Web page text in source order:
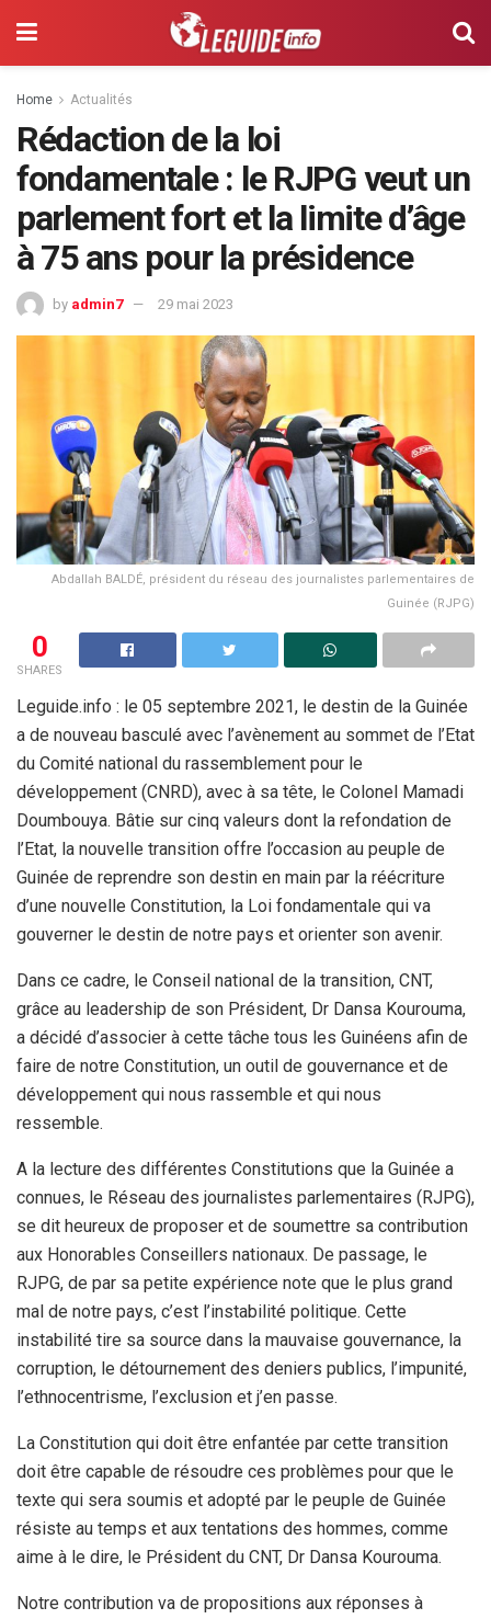
Home Actualités
Rédaction de la loi
fondamentale : le RJPG veut un
parlement fort et la limite d’âge
à 75 ans pour la présidence
by admin7 29 mai 2023
Abdallah BALDÉ, président du réseau des journalistes parlementaires de
Guinée (RJPG)
0
SHARES
Leguide.info : le 05 septembre 2021, le destin de la Guinée
a de nouveau basculé avec l’avènement au sommet de l’Etat
du Comité national du rassemblement pour le
développement (CNRD), avec à sa tête, le Colonel Mamadi
Doumbouya. Bâtie sur cinq valeurs dont la refondation de
l’Etat, la nouvelle transition offre l’occasion au peuple de
Guinée de reprendre son destin en main par la réécriture
d’une nouvelle Constitution, la Loi fondamentale qui va
gouverner le destin de notre pays et orienter son avenir.
Dans ce cadre, le Conseil national de la transition, CNT,
grâce au leadership de son Président, Dr Dansa Kourouma,
a décidé d’associer à cette tâche tous les Guinéens afin de
faire de notre Constitution, un outil de gouvernance et de
développement qui nous rassemble et qui nous
ressemble.
A la lecture des différentes Constitutions que la Guinée a
connues, le Réseau des journalistes parlementaires (RJPG),
se dit heureux de proposer et de soumettre sa contribution
aux Honorables Conseillers nationaux. De passage, le
RJPG, de par sa petite expérience note que le plus grand
mal de notre pays, c’est l’instabilité politique. Cette
instabilité tire sa source dans la mauvaise gouvernance, la
corruption, le détournement des deniers publics, l’impunité,
l’ethnocentrisme, l’exclusion et j’en passe.
La Constitution qui doit être enfantée par cette transition
doit être capable de résoudre ces problèmes pour que le
texte qui sera soumis et adopté par le peuple de Guinée
résiste au temps et aux tentations des hommes, comme
aime à le dire, le Président du CNT, Dr Dansa Kourouma.
Notre contribution va de propositions aux réponses à